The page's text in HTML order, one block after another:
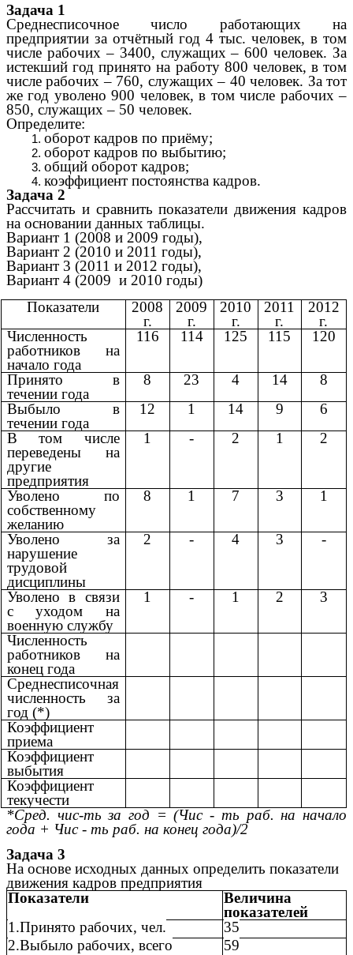
Задача 1
Среднесписочное число работающих на
предприятии за отчётный год 4 тыс. человек, в том
числе рабочих – 3400, служащих – 600 человек. За
истекший год принято на работу 800 человек, в том
числе рабочих – 760, служащих – 40 человек. За тот
же год уволено 900 человек, в том числе рабочих –
850, служащих – 50 человек.
Определите:
оборот кадров по приёму;
оборот кадров по выбытию;
общий оборот кадров;
коэффициент постоянства кадров.
Задача 2
Рассчитать и сравнить показатели движения кадров
на основании данных таблицы.
Вариант 1 (2008 и 2009 годы),
Вариант 2 (2010 и 2011 годы),
Вариант 3 (2011 и 2012 годы),
Вариант 4 (2009 и 2010 годы)
Показатели
2008
г.
2009
г.
2010
г.
2011
г.
2012
г.
Численность
работников на
начало года
116 114 125 115 120
Принято в
течении года
8 23 4 14
8
Выбыло в
течении года
12 1 14 9
6
В том числе
переведены на
другие
предприятия
1 - 2 1 2
Уволено по
собственному
желанию
8 1 7 3 1
Уволено за
нарушение
трудовой
дисциплины
2 - 4 3 -
Уволено в связи
с уходом на
военную службу
1 - 1 2 3
Численность
работников на
конец года
Среднесписочная
численность за
год (*)
Коэффициент
приема
Коэффициент
выбытия
Коэффициент
текучести
*Сред. чис-ть за год = (Чис - ть раб. на начало
года + Чис - ть раб. на конец года)/2
Задача 3
На основе исходных данных определить показатели
движения кадров предприятия
Показатели
Величина
показателей
1.Принято рабочих, чел.
35
2.Выбыло рабочих, всего
59